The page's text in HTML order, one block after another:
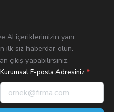
AI içeriklerimizin yanı
ilk siz haberdar olun.
çıkış yapabilirsiniz.
Kurumsal E-posta Adresiniz*